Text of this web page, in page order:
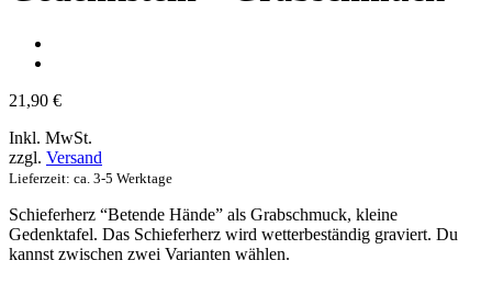
21,90 €
Inkl. MwSt.
zzgl. Versand
Lieferzeit: ca. 3-5 Werktage
Schieferherz “Betende Hände” als Grabschmuck, kleine
Gedenktafel. Das Schieferherz wird wetterbeständig graviert. Du
kannst zwischen zwei Varianten wählen.